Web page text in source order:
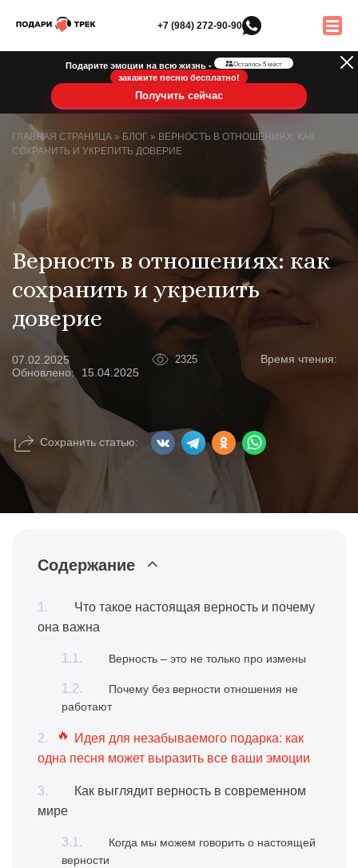
+7 (984) 272-90-90
Подарите эмоции на всю жизнь - Осталось 5 мест
закажите песню бесплатно!
Получить сейчас
ГЛАВНАЯ СТРАНИЦА » БЛОГ » ВЕРНОСТЬ В ОТНОШЕНИЯХ: КАК
СОХРАНИТЬ И УКРЕПИТЬ ДОВЕРИЕ
Верность в отношениях: как
сохранить и укрепить
доверие
07.02.2025 2325
Время чтения:
Обновлено:
15.04.2025
Сохранить статью:
Содержание
Что такое настоящая верность и почему
она важна
Верность – это не только про измены
Почему без верности отношения не
работают
Идея для незабываемого подарка: как
одна песня может выразить все ваши эмоции
Как выглядит верность в современном
мире
Когда мы можем говорить о настоящей
верности